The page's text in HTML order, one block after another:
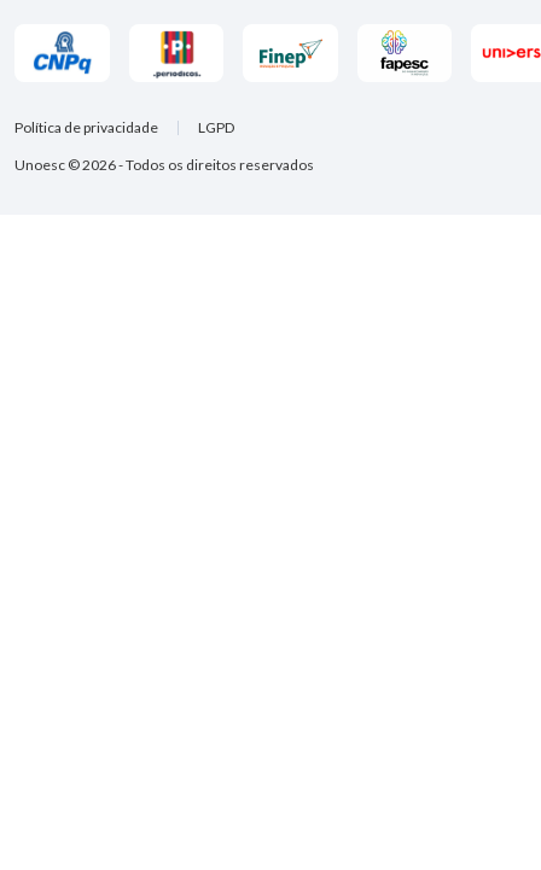
Unoesc © 2026 - Todos os direitos reservados
Política de privacidade LGPD